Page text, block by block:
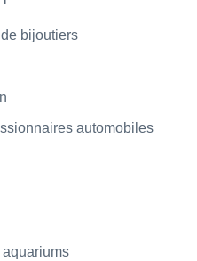
bijoutiers
automobiles